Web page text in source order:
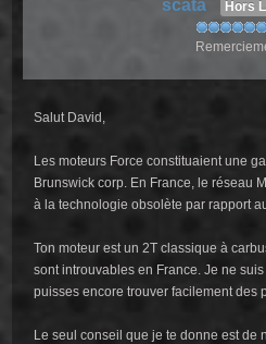
scata Hors
Salut David,
Les moteurs Force constituaient une
Brunswick corp. En France, le réseau
à la technologie obsolète par rapport
Ton moteur est un 2T classique à
sont introuvables en France. Je ne
puisses encore trouver facilement des
Le seul conseil que je te donne est de